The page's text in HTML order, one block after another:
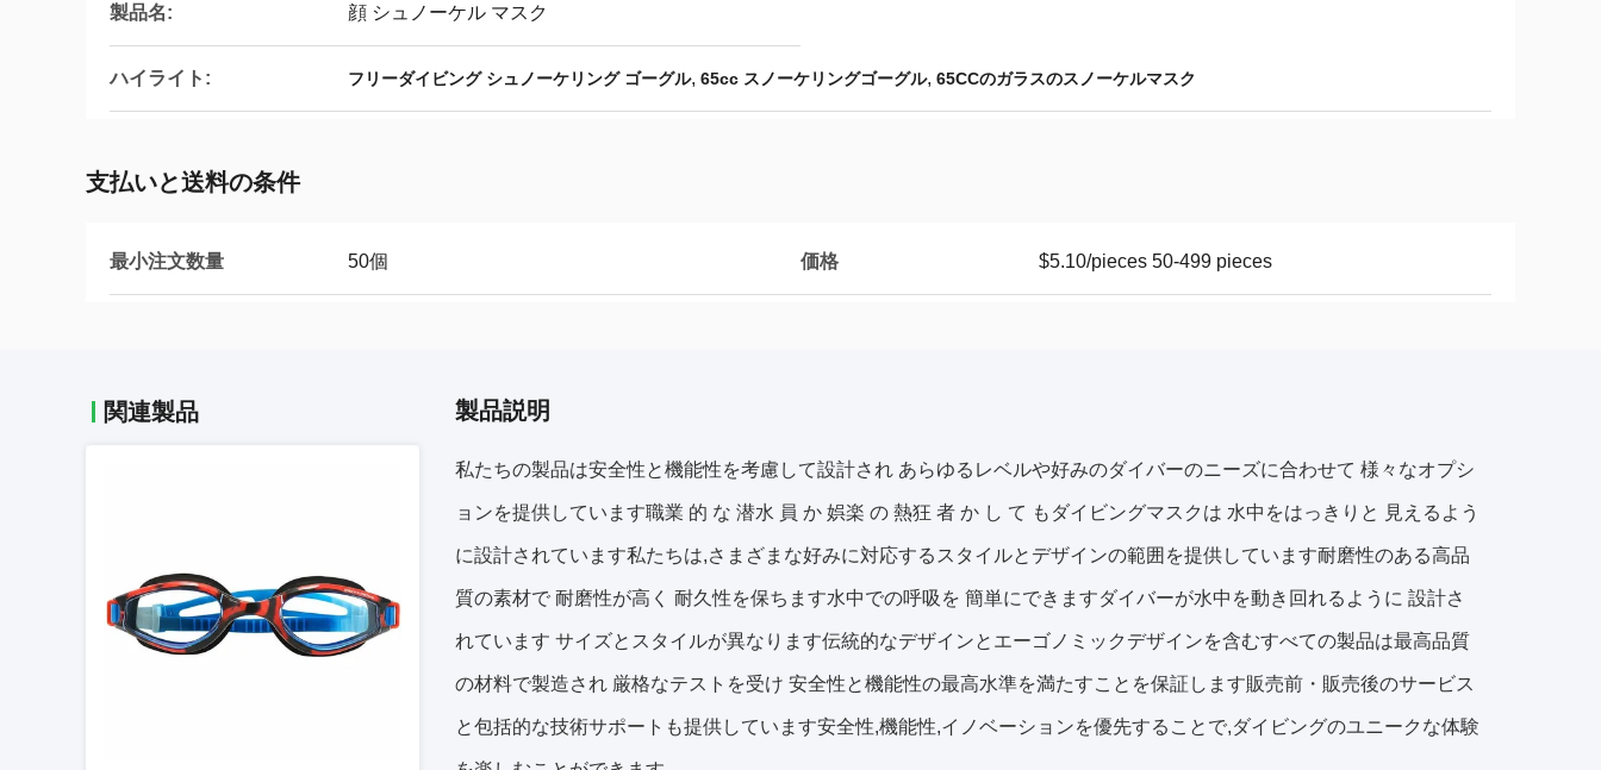
製品名: 顔 シュノーケル マスク
ハイライト: フリーダイビング シュノーケリング ゴーグル, 65cc スノーケリングゴーグル, 65CCのガラスのスノーケルマスク
支払いと送料の条件
最小注文数量 50個 価格 $5.10/pieces 50-499 pieces
関連製品 製品説明
私たちの製品は安全性と機能性を考慮して設計され あらゆるレベルや好みのダイバーのニーズに合わせて 様々なオプシ
ョンを提供しています職業 的 な 潜水 員 か 娯楽 の 熱狂 者 か し て もダイビングマスクは 水中をはっきりと 見えるよう
に設計されています私たちは,さまざまな好みに対応するスタイルとデザインの範囲を提供しています耐磨性のある高品
質の素材で 耐磨性が高く 耐久性を保ちます水中での呼吸を 簡単にできますダイバーが水中を動き回れるように 設計さ
れています サイズとスタイルが異なります伝統的なデザインとエーゴノミックデザインを含むすべての製品は最高品質
の材料で製造され 厳格なテストを受け 安全性と機能性の最高水準を満たすことを保証します販売前・販売後のサービス
と包括的な技術サポートも提供しています安全性,機能性,イノベーションを優先することで,ダイビングのユニークな体験